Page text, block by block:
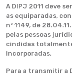
A DIPJ 2011 deve
as equiparadas,
nº 1149, de
pelas pessoas
cindidas
incorporadas.
Para a transmitir a